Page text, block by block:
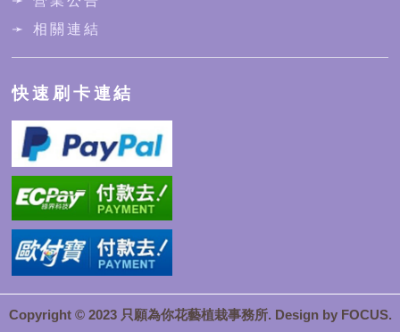
➛ 相關連結
快速刷卡連結
Copyright © 2023 只願為你花藝植栽事務所. Design by FOCUS.